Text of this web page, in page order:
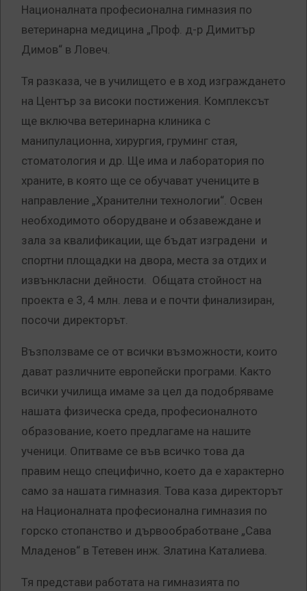
Националната професионална гимназия по
ветеринарна медицина „Проф. д-р Димитър
Димов“ в Ловеч.
Тя разказа, че в училището е в ход изграждането
на Център за високи постижения. Комплексът
ще включва ветеринарна клиника с
манипулационна, хирургия, груминг стая,
стоматология и др. Ще има и лаборатория по
храните, в която ще се обучават учениците в
направление „Хранителни технологии“. Освен
необходимото оборудване и обзавеждане и
зала за квалификации, ще бъдат изградени и
спортни площадки на двора, места за отдих и
извънкласни дейности. Общата стойност на
проекта е 3, 4 млн. лева и е почти финализиран,
посочи директорът.
Възползваме се от всички възможности, които
дават различните европейски програми. Както
всички училища имаме за цел да подобряваме
нашата физическа среда, професионалното
образование, което предлагаме на нашите
ученици. Опитваме се във всичко това да
правим нещо специфично, което да е характерно
само за нашата гимназия. Това каза директорът
на Националната професионална гимназия по
горско стопанство и дървообработване „Сава
Младенов“ в Тетевен инж. Златина Каталиева.
Тя представи работата на гимназията по